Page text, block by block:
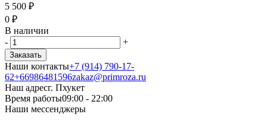
5 500 ₽
0 ₽
В наличии
-
+
Заказать
Наши контакты+7 (914) 790-17-
62+66986481596zakaz@primroza.ru
Наш адресг. Пхукет
Время работы09:00 - 22:00
Наши мессенджеры